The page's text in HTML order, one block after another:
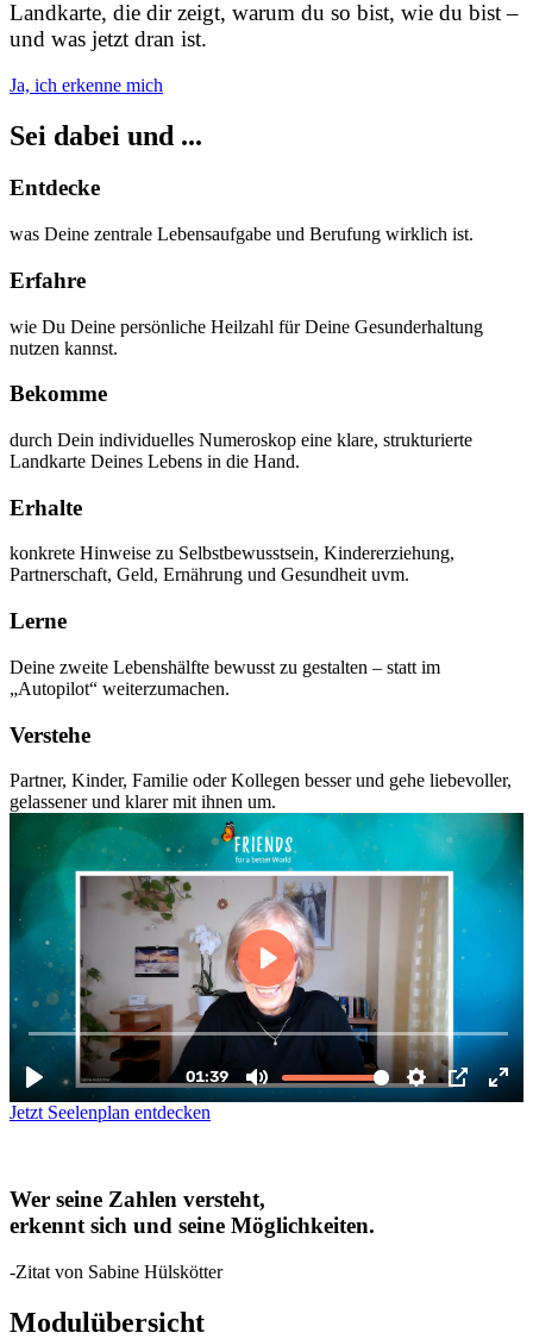
Landkarte, die dir zeigt, warum du so bist, wie du bist –
und was jetzt dran ist.
Ja, ich erkenne mich
Sei dabei und ...
Entdecke
was Deine zentrale Lebensaufgabe und Berufung wirklich ist.
Erfahre
wie Du Deine persönliche Heilzahl für Deine Gesunderhaltung
nutzen kannst.
Bekomme
durch Dein individuelles Numeroskop eine klare, strukturierte
Landkarte Deines Lebens in die Hand.
Erhalte
konkrete Hinweise zu Selbstbewusstsein, Kindererziehung,
Partnerschaft, Geld, Ernährung und Gesundheit uvm.
Lerne
Deine zweite Lebenshälfte bewusst zu gestalten – statt im
„Autopilot“ weiterzumachen.
Verstehe
Partner, Kinder, Familie oder Kollegen besser und gehe liebevoller,
gelassener und klarer mit ihnen um.
Jetzt Seelenplan entdecken
Wer seine Zahlen versteht,
erkennt sich und seine Möglichkeiten.
-Zitat von Sabine Hülskötter
Modulübersicht